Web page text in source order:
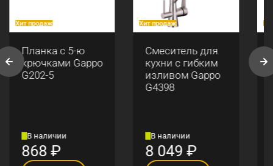
Хит продаж
Планка с 5-ю
крючками Gappo
G202-5
В наличии
868₽
Хит продаж
Смеситель для
кухни с гибким
изливом Gappo
G4398
В наличии
8 049₽